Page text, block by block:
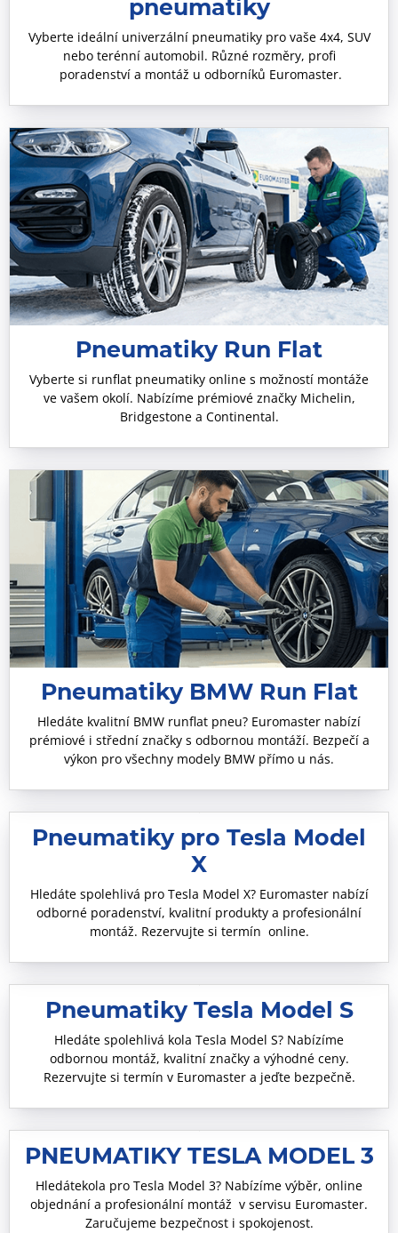
pneumatiky
Vyberte ideální univerzální pneumatiky pro vaše 4x4, SUV
nebo terénní automobil. Různé rozměry, profi
poradenství a montáž u odborníků Euromaster.
Pneumatiky Run Flat
Vyberte si runflat pneumatiky online s možností montáže
ve vašem okolí. Nabízíme prémiové značky Michelin,
Bridgestone a Continental.
Pneumatiky BMW Run Flat
Hledáte kvalitní BMW runflat pneu? Euromaster nabízí
prémiové i střední značky s odbornou montáží. Bezpečí a
výkon pro všechny modely BMW přímo u nás.
Pneumatiky pro Tesla Model
X
Hledáte spolehlivá pro Tesla Model X? Euromaster nabízí
odborné poradenství, kvalitní produkty a profesionální
montáž. Rezervujte si termín online.
Pneumatiky Tesla Model S
Hledáte spolehlivá kola Tesla Model S? Nabízíme
odbornou montáž, kvalitní značky a výhodné ceny.
Rezervujte si termín v Euromaster a jeďte bezpečně.
PNEUMATIKY TESLA MODEL 3
Hledátekola pro Tesla Model 3? Nabízíme výběr, online
objednání a profesionální montáž v servisu Euromaster.
Zaručujeme bezpečnost i spokojenost.